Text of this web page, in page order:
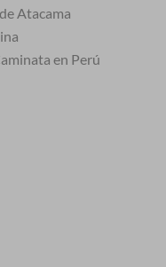
Atacama
en Perú